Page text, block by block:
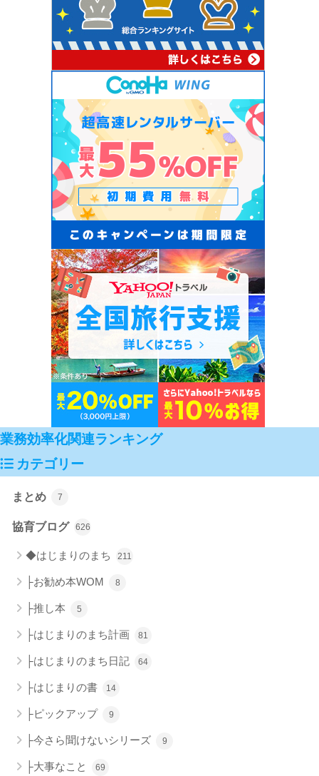
業務効率化関連ランキング
カテゴリー
まとめ 7
協育ブログ 626
◆はじまりのまち 211
├お勧め本WOM 8
├推し本 5
├はじまりのまち計画 81
├はじまりのまち日記 64
├はじまりの書 14
├ピックアップ 9
├今さら聞けないシリーズ 9
├大事なこと 69